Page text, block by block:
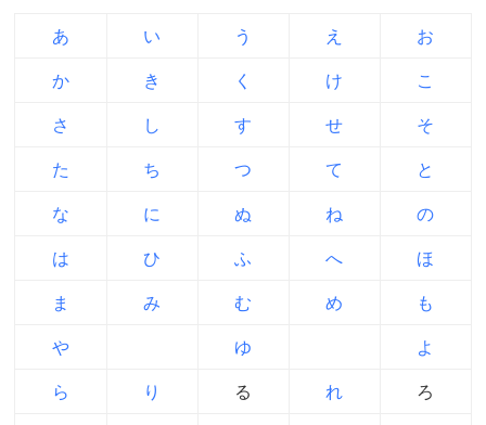
あ い う え お
か き く け こ
さ し す せ そ
た ち つ て と
な に ぬ ね の
は ひ ふ へ ほ
ま み む め も
や ゆ よ
ら り る れ ろ